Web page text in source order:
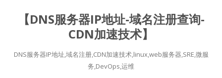
【DNS服务器IP地址-域名注册查询-
CDN加速技术】
DNS服务器IP地址,域名注册,CDN加速技术,linux,web服务器,SRE,微服
务,DevOps,运维